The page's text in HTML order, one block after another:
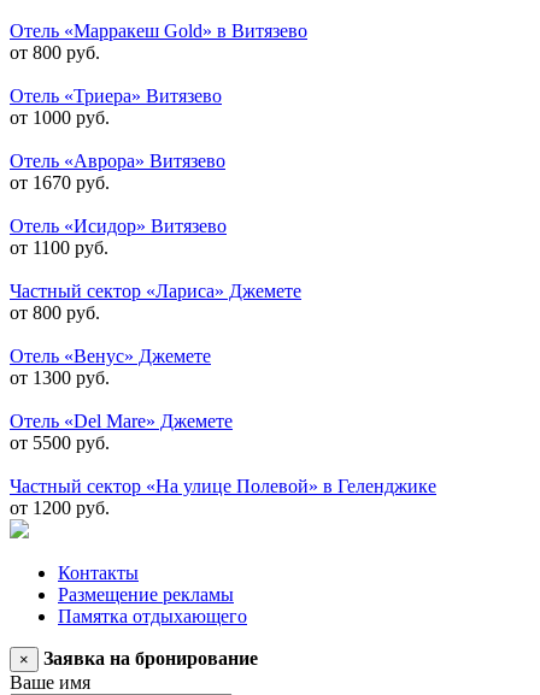
Отель «Марракеш Gold» в Витязево
от 800 руб.
Отель «Триера» Витязево
от 1000 руб.
Отель «Аврора» Витязево
от 1670 руб.
Отель «Исидор» Витязево
от 1100 руб.
Частный сектор «Лариса» Джемете
от 800 руб.
Отель «Венус» Джемете
от 1300 руб.
Отель «Del Mare» Джемете
от 5500 руб.
Частный сектор «На улице Полевой» в Геленджике
от 1200 руб.
Контакты
Размещение рекламы
Памятка отдыхающего
×
Заявка на бронирование
Ваше имя